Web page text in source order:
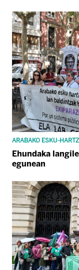
ARABAKO ESKU-
Ehundaka
egunean